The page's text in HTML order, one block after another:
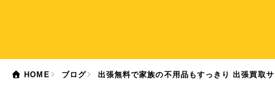
HOME ブログ 出張無料で家族の不用品もすっきり 出張買取